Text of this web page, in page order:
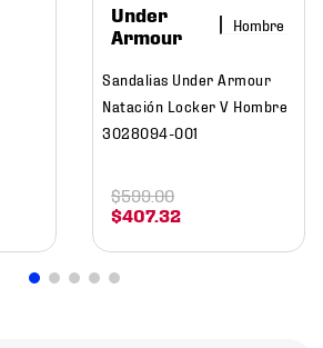
Under
Armour
Hombre
Sandalias Under Armour
Natación Locker V Hombre
3028094-001
$407.32
$599.00